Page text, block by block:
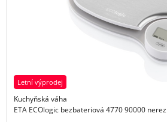
Letní výprodej
Kuchyňská váha
ETA ECOlogic bezbateriová 4770 90000 nerez